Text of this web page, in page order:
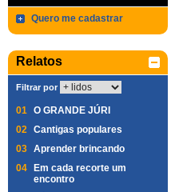
Quero me cadastrar
Relatos
Filtrar por
01 O GRANDE JÚRI
02 Cantigas populares
03 Aprender brincando
04
Em cada recorte um
encontro